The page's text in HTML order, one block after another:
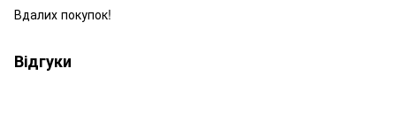
Вдалих покупок!
Відгуки